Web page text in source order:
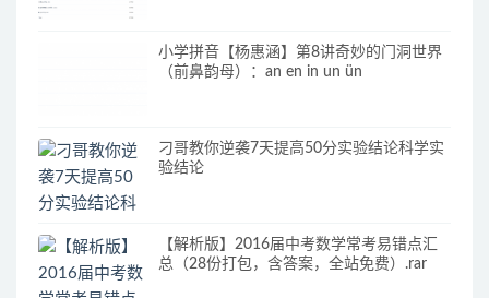
小学拼音【杨惠涵】第8讲奇妙的门洞世界
（前鼻韵母）：an en in un ün
刁哥教你逆袭7天提高50分实验结论科学实
验结论
【解析版】2016届中考数学常考易错点汇
总（28份打包，含答案，全站免费）.rar